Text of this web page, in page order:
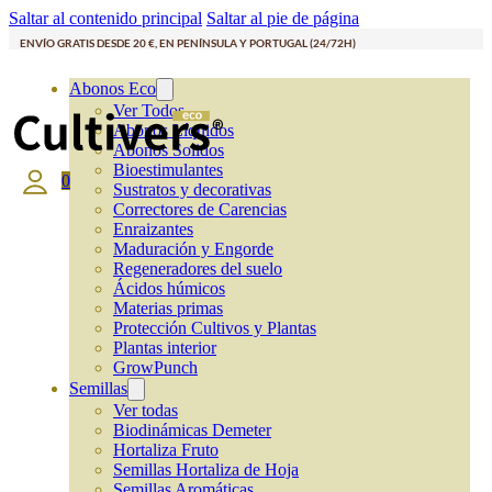
Saltar al contenido principal Saltar al pie de página
ENVÍO GRATIS DESDE 20 €, EN PENÍNSULA Y PORTUGAL (24/72H)
Abonos Eco
Ver Todos
Abonos Líquidos
Abonos Solidos
Bioestimulantes
Sustratos y decorativas
Correctores de Carencias
Enraizantes
Maduración y Engorde
Regeneradores del suelo
Ácidos húmicos
Materias primas
Protección Cultivos y Plantas
Plantas interior
GrowPunch
Semillas
Ver todas
Biodinámicas Demeter
Hortaliza Fruto
Semillas Hortaliza de Hoja
0